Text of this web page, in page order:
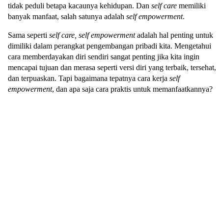
tidak peduli betapa kacaunya kehidupan. Dan self care memiliki
banyak manfaat, salah satunya adalah self empowerment.
Sama seperti self care, self empowermentadalah hal penting untuk
dimiliki dalam perangkat pengembangan pribadi kita. Mengetahui
cara memberdayakan diri sendiri sangat penting jika kita ingin
mencapai tujuan dan merasa seperti versi diri yang terbaik, tersehat,
dan terpuaskan. Tapi bagaimana tepatnya cara kerja self
empowerment, dan apa saja cara praktis untuk memanfaatkannya?